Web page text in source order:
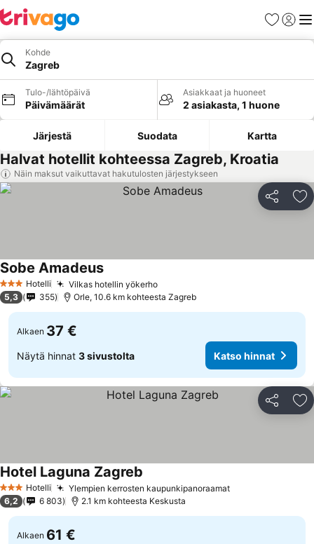
Suosikit
Kohde
Zagreb
Tulo-/lähtöpäivä
Päivämäärät
Asiakkaat ja huoneet
2 asiakasta, 1 huone
Järjestä Suodata Kartta
Halvat hotellit kohteessa Zagreb, Kroatia
Näin maksut vaikuttavat hakutulosten järjestykseen
Jaa
3 Tähtiluokitus
Hotelli Vilkas hotellin yökerhoKatso hinnat
Sobe AmadeusKatso hinnat
5,3 355 Orle, 10.6 km kohteesta Zagreb
Alkaen 37 €
Näytä hinnat 3 sivustolta Katso hinnat
Jaa
3 Tähtiluokitus
Hotelli Ylempien kerrosten kaupunkipanoraamatKatso hinnat
Hotel Laguna Zagreb
6,2 6 803 2.1 km kohteesta Keskusta
Alkaen 61 €